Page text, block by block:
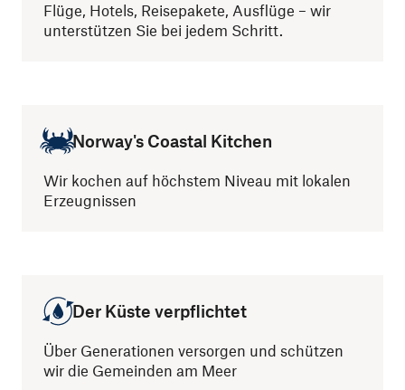
Flüge, Hotels, Reisepakete, Ausflüge – wir
unterstützen Sie bei jedem Schritt.
Norway's Coastal Kitchen
Wir kochen auf höchstem Niveau mit lokalen
Erzeugnissen
Der Küste verpflichtet
Über Generationen versorgen und schützen
wir die Gemeinden am Meer